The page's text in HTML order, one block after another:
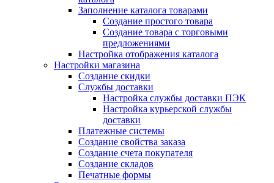
Заполнение каталога товарами
Создание простого товара
Создание товара с торговыми
предложениями
Настройка отображения каталога
Настройки магазина
Создание скидки
Службы доставки
Настройка службы доставки ПЭК
Настройка курьерской службы
доставки
Платежные системы
Создание свойства заказа
Создание счета покупателя
Создание складов
Печатные формы